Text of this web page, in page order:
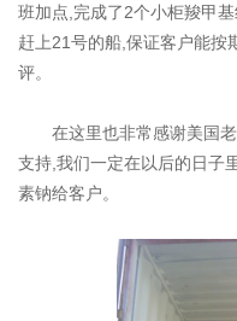
班加点,完成了2个小柜羧甲
赶上21号的船,保证客户能按
评。
在这里也非常感谢美国
支持,我们一定在以后的日子
素钠给客户。